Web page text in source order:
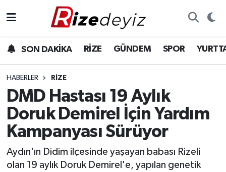
SON DAKİKA RİZE GÜNDEM SPOR
HABERLER RIZE
DMD Hastası 19 Aylık
Doruk Demirel İçin Yardım
Kampanyası Sürüyor
Aydın'ın Didim ilçesinde yaşayan babası Rizeli
olan 19 aylık Doruk Demirel'e, yapılan genetik
Gündem
Yurttan Haberler
Ekonomi
Teknoloji
Sağlık
Rize Hava Durumu
Rize Trafik Yoğunluk Haritası
Süper Lig Puan Durumu ve Fikstür
Tüm Manşetler
Son Dakika Haberleri